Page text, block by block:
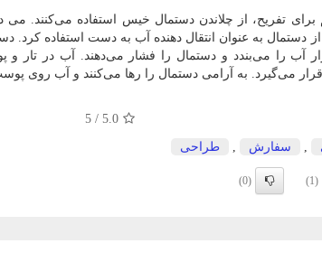
برای تفریح، از چلاندن دستمال خیس استفاده می‌کنند. می
دستمال به عنوان انتقال دهنده آب به دست استفاده
آب را می‌بندد و دستمال را فشار می‌دهند. آب در تار و
می‌گیرد. به آرامی دستمال را رها می‌کنند و آب روی
5.0
/
5
سفارش طراحی
(1)
(0)